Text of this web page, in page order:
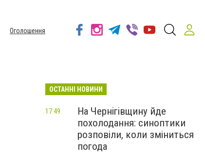
Оголошення
ОСТАННІ НОВИНИ
На Чернігівщину йде
похолодання: синоптики
розповіли, коли зміниться
погода
17:49